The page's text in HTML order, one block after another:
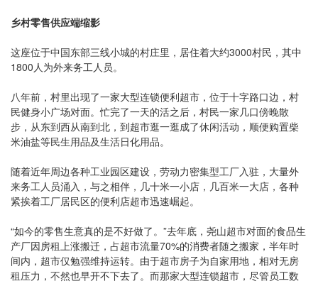
乡村零售供应端缩影
这座位于中国东部三线小城的村庄里，居住着大约3000村民，其中
1800人为外来务工人员。
八年前，村里出现了一家大型连锁便利超市，位于十字路口边，村
民健身小广场对面。忙完了一天的活之后，村民一家几口傍晚散
步，从东到西从南到北，到超市逛一逛成了休闲活动，顺便购置柴
米油盐等民生用品及生活日化用品。
随着近年周边各种工业园区建设，劳动力密集型工厂入驻，大量外
来务工人员涌入，与之相伴，几十米一小店，几百米一大店，各种
紧挨着工厂居民区的便利店超市迅速崛起。
“如今的零售生意真的是不好做了。”去年底，尧山超市对面的食品生
产厂因房租上涨搬迁，占超市流量70%的消费者随之搬家，半年时
间内，超市仅勉强维持运转。由于超市房子为自家用地，相对无房
租压力，不然也早开不下去了。而那家大型连锁超市，尽管员工数